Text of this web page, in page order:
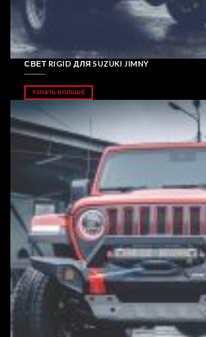
СВЕТ RIGID ДЛЯ SUZUKI JIMNY
УЗНАТЬ БОЛЬШЕ